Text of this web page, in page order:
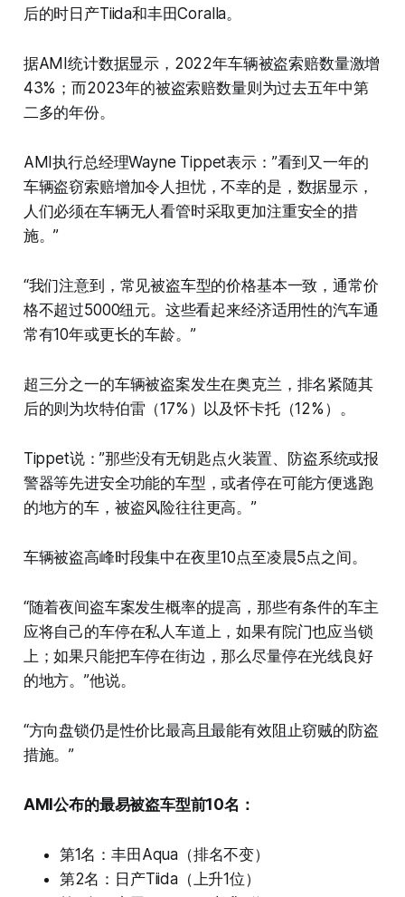
后的时日产Tiida和丰田Coralla。
据AMI统计数据显示，2022年车辆被盗索赔数量激增
43%；而2023年的被盗索赔数量则为过去五年中第
二多的年份。
AMI执行总经理Wayne Tippet表示：”看到又一年的
车辆盗窃索赔增加令人担忧，不幸的是，数据显示，
人们必须在车辆无人看管时采取更加注重安全的措
施。”
“我们注意到，常见被盗车型的价格基本一致，通常价
格不超过5000纽元。这些看起来经济适用性的汽车通
常有10年或更长的车龄。”
超三分之一的车辆被盗案发生在奥克兰，排名紧随其
后的则为坎特伯雷（17%）以及怀卡托（12%）。
Tippet说：”那些没有无钥匙点火装置、防盗系统或报
警器等先进安全功能的车型，或者停在可能方便逃跑
的地方的车，被盗风险往往更高。”
车辆被盗高峰时段集中在夜里10点至凌晨5点之间。
“随着夜间盗车案发生概率的提高，那些有条件的车主
应将自己的车停在私人车道上，如果有院门也应当锁
上；如果只能把车停在街边，那么尽量停在光线良好
的地方。”他说。
“方向盘锁仍是性价比最高且最能有效阻止窃贼的防盗
措施。”
AMI公布的最易被盗车型前10名：
第1名：丰田Aqua（排名不变）
第2名：日产Tiida（上升1位）